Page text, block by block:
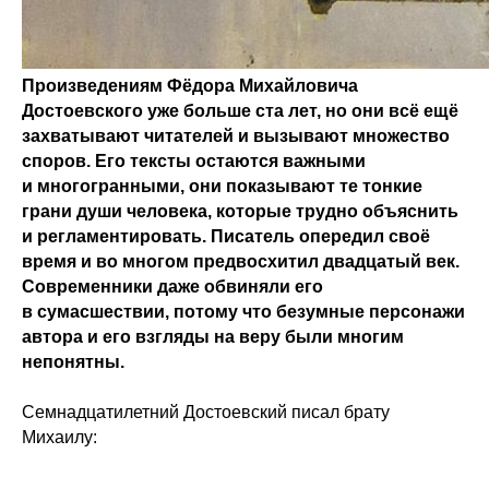
Произведениям Фёдора Михайловича
Достоевского уже больше ста лет, но они всё ещё
захватывают читателей и вызывают множество
споров. Его тексты остаются важными
и многогранными, они показывают те тонкие
грани души человека, которые трудно объяснить
и регламентировать. Писатель опередил своё
время и во многом предвосхитил двадцатый век.
Современники даже обвиняли его
в сумасшествии, потому что безумные персонажи
автора и его взгляды на веру были многим
непонятны.
Семнадцатилетний Достоевский писал брату
Михаилу: